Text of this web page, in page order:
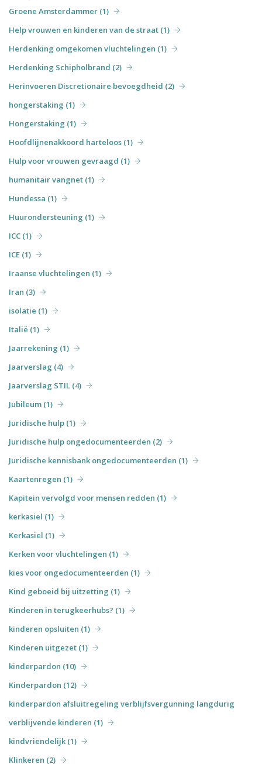
Groene Amsterdammer (1)
Help vrouwen en kinderen van de straat (1)
Herdenking omgekomen vluchtelingen (1)
Herdenking Schipholbrand (2)
Herinvoeren Discretionaire bevoegdheid (2)
hongerstaking (1)
Hongerstaking (1)
Hoofdlijnenakkoord harteloos (1)
Hulp voor vrouwen gevraagd (1)
humanitair vangnet (1)
Hundessa (1)
Huurondersteuning (1)
ICC (1)
ICE (1)
Iraanse vluchtelingen (1)
Iran (3)
isolatie (1)
Italië (1)
Jaarrekening (1)
Jaarverslag (4)
Jaarverslag STIL (4)
Jubileum (1)
Juridische hulp (1)
Juridische hulp ongedocumenteerden (2)
Juridische kennisbank ongedocumenteerden (1)
Kaartenregen (1)
Kapitein vervolgd voor mensen redden (1)
kerkasiel (1)
Kerkasiel (1)
Kerken voor vluchtelingen (1)
kies voor ongedocumenteerden (1)
Kind geboeid bij uitzetting (1)
Kinderen in terugkeerhubs? (1)
kinderen opsluiten (1)
Kinderen uitgezet (1)
kinderpardon (10)
Kinderpardon (12)
kinderpardon afsluitregeling verblijfsvergunning langdurig
verblijvende kinderen (1)
kindvriendelijk (1)
Klinkeren (2)